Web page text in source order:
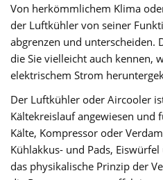
Von herkömmlichem Klima
der Luftkühler von seiner
abgrenzen und unterscheiden.
die Sie vielleicht auch kennen,
elektrischem Strom
Der Luftkühler oder Aircooler
Kältekreislauf angewiesen und
Kälte, Kompressor oder
Kühlakkus- und Pads,
das physikalische Prinzip der